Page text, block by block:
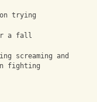
trying
a fall
screaming and
fighting